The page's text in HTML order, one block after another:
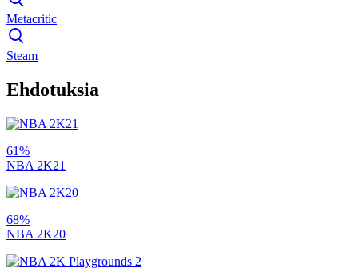
Metacritic
Steam
Ehdotuksia
61%
NBA 2K21
68%
NBA 2K20